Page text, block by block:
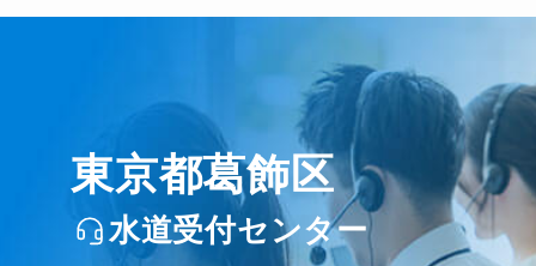
東京都葛飾区
水道受付センター